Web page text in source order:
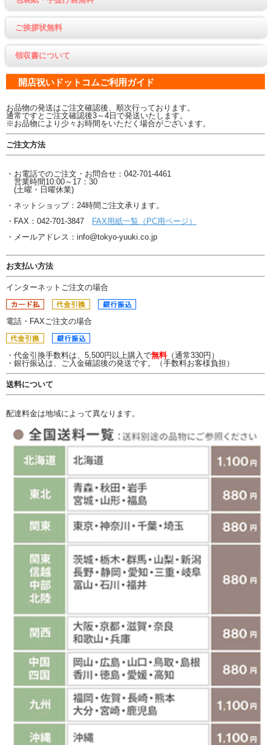
ご挨拶状無料
領収書について
開店祝いドットコムご利用ガイド
お品物の発送はご注文確認後、順次行っております。
通常ですとご注文確認後3～4日で発送いたします。
※お品物により少々お時間をいただく場合がございます。
ご注文方法
・お電話でのご注文・お問合せ：042-701-4461
営業時間10:00～17：30
(土曜・日曜休業)
・ネットショップ：24時間ご注文承ります。
・FAX：042-701-3847
FAX用紙一覧（PC用ページ）
・メールアドレス：info@tokyo-yuuki.co.jp
お支払い方法
インターネットご注文の場合
電話・FAXご注文の場合
・代金引換手数料は、5,500円以上購入で無料（通常330円）
・銀行振込は、ご入金確認後の発送です。（手数料お客様負担）
送料について
配達料金は地域によって異なります。